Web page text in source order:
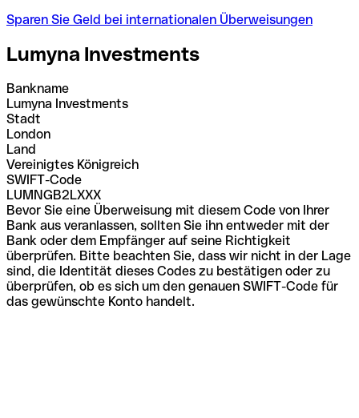
Sparen Sie Geld bei internationalen Überweisungen
Lumyna Investments
Bankname
Lumyna Investments
Stadt
London
Land
Vereinigtes Königreich
SWIFT-Code
LUMNGB2LXXX
Bevor Sie eine Überweisung mit diesem Code von Ihrer
Bank aus veranlassen, sollten Sie ihn entweder mit der
Bank oder dem Empfänger auf seine Richtigkeit
überprüfen. Bitte beachten Sie, dass wir nicht in der Lage
sind, die Identität dieses Codes zu bestätigen oder zu
überprüfen, ob es sich um den genauen SWIFT-Code für
das gewünschte Konto handelt.